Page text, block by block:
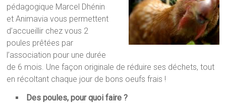
pédagogique Marcel Dhénin
et Animavia vous permettent
d’accueillir chez vous 2
poules prêtées par
l’association pour une durée
de 6 mois. Une façon originale de réduire ses déchets, tout
en récoltant chaque jour de bons oeufs frais !
Des poules, pour quoi faire ?